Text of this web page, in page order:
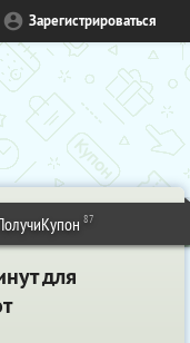
Зарегистрироваться
87
для